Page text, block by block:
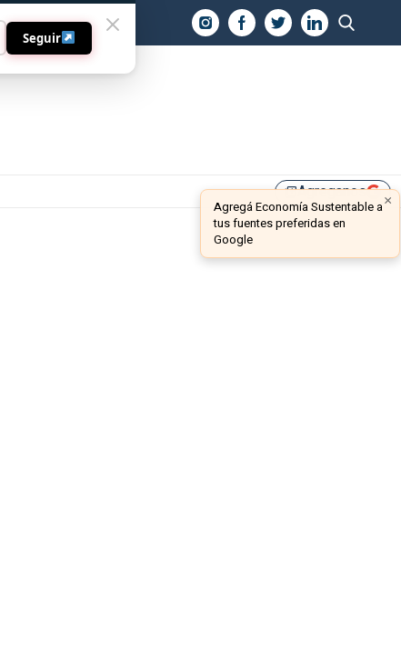
library_addAgreganos ×
Agregá Economía Sustentable a
tus fuentes preferidas en
Google
Seguir